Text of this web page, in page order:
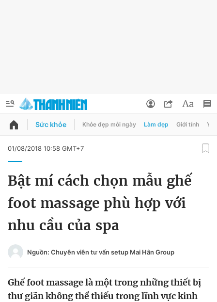
QUẢNG CÁO ĐẶT BÁO
Chuyên mục
Chuyên mục khác
Video Magazine
Đổi mật khẩu
Tin đã lưu
Tin đã xem
Đăng xuất
Sức khỏe Khỏe đẹp mỗi ngày Làm đẹp Giới tính Y
01/08/2018 10:58 GMT+7
Bật mí cách chọn mẫu ghế
foot massage phù hợp với
nhu cầu của spa
Nguồn: Chuyên viên tư vấn setup Mai Hân Group
Ghế foot massage là một trong những thiết bị
thư giãn không thể thiếu trong lĩnh vực kinh